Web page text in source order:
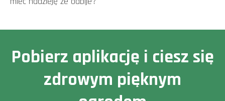
Pobierz aplikację i ciesz się
zdrowym pięknym